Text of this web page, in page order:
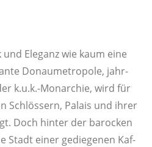
Ele­ganz wie kaum eine
Donau­me­tro­po­le, jahr­
k.u.k.-Monarchie, wird für
Schlös­sern, Palais und ihrer
Doch hin­ter der baro­cken
Stadt einer gedie­ge­nen Kaf­